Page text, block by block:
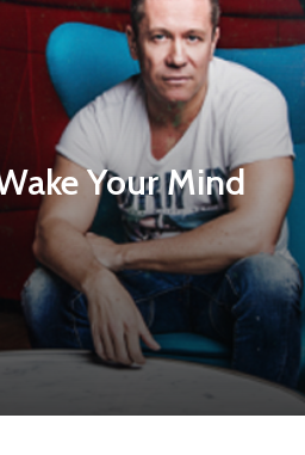
Your Mind